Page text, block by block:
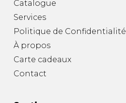
Catalogue
Services
Politique de Confidentialité
À propos
Carte cadeaux
Contact